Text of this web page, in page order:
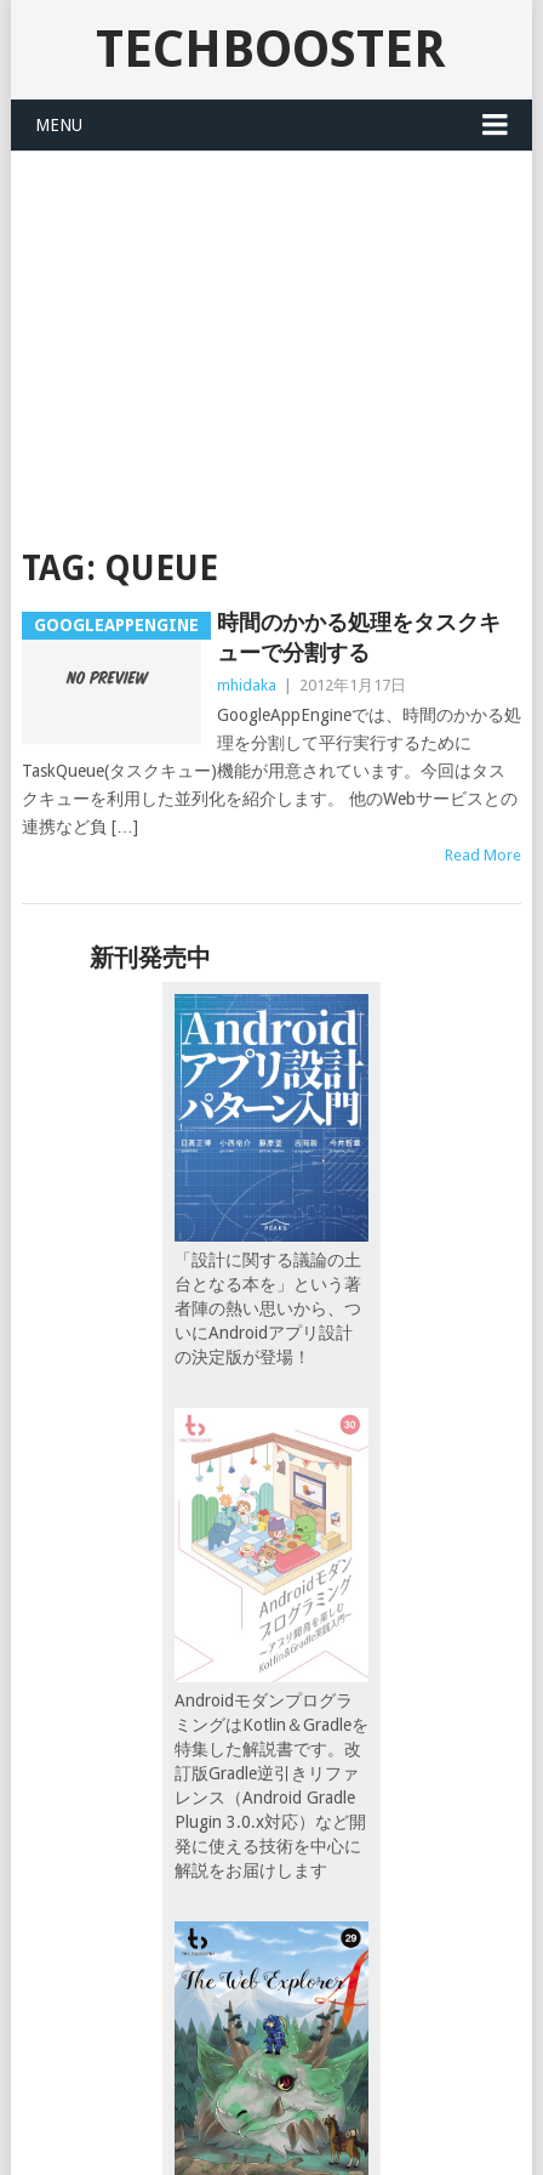
TECHBOOSTER
MENU
TAG: QUEUE
GOOGLEAPPENGINE
時間のかかる処理をタスクキ
ューで分割する
mhidaka 2012年1月17日
GoogleAppEngineでは、時間のかかる処
理を分割して平行実行するために
TaskQueue(タスクキュー)機能が用意されています。今回はタス
クキューを利用した並列化を紹介します。 他のWebサービスとの
連携など負 […]
Read More
新刊発売中
「設計に関する議論の土
台となる本を」という著
者陣の熱い思いから、つ
いにAndroidアプリ設計
の決定版が登場！
Androidモダンプログラ
ミングはKotlin＆Gradleを
特集した解説書です。改
訂版Gradle逆引きリファ
レンス（Android Gradle
Plugin 3.0.x対応）など開
発に使える技術を中心に
解説をお届けします